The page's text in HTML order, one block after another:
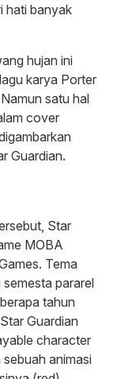
hati banyak
hujan ini
karya Porter
satu hal
cover
Guardian.
Star
MOBA
Tema
pararel
tahun
Guardian
character
animasi